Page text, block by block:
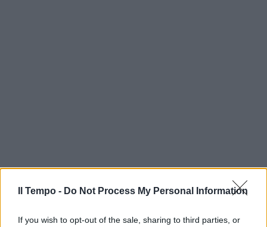
Il Tempo - Do Not Process My Personal Information
If you wish to opt-out of the sale, sharing to third parties, or